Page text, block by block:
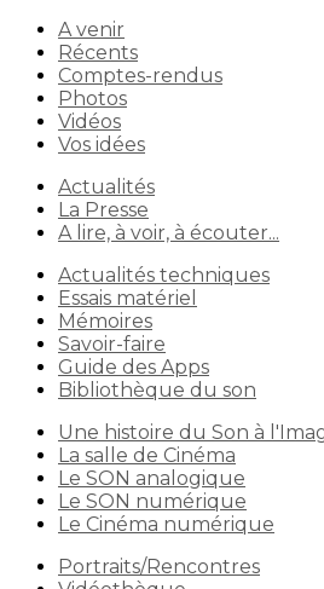
A venir
Récents
Comptes-rendus
Photos
Vidéos
Vos idées
Actualités
La Presse
A lire, à voir, à écouter...
Actualités techniques
Essais matériel
Mémoires
Savoir-faire
Guide des Apps
Bibliothèque du son
Une histoire du Son à
La salle de Cinéma
Le SON analogique
Le SON numérique
Le Cinéma numérique
Portraits/Rencontres